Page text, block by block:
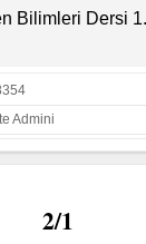
Bilimleri Dersi
Admini
2/1